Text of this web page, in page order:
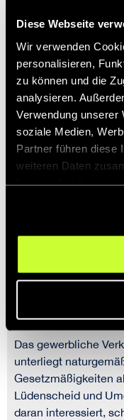
Diese Webseite
Wir verwenden
personalisieren,
zu können und die
analysieren.
Verwendung unserer
soziale Medien,
Partner führen diese
weiteren Daten
haben oder die sie
Auto zu verkaufen.
Das beschleunigt
Verkäufer
das Verkaufen beim
dort der Verkäufer in
sein Auto erzielen
DerPrivatverkauf in
führen, dass sich der
Der Verkäufer muss
ist mitunter mit
langwierigen
IN
Das gewerbliche
unterliegt
Gesetzmäßigkeiten
Lüdenscheid und
daran interessiert,